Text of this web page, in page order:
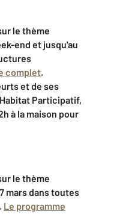
le thème
end et jusqu'au
complet.
et de ses
Participatif,
à la maison pour
le thème
mars dans toutes
Le programme